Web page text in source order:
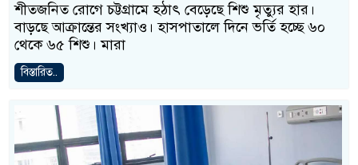
শীতজনিত রোগে চট্টগ্রামে হঠাৎ বেড়েছে শিশু মৃত্যুর হার।
বাড়ছে আক্রান্তের সংখ্যাও। হাসপাতালে দিনে ভর্তি হচ্ছে ৬০
থেকে ৬৫ শিশু। মারা
বিস্তারিত..